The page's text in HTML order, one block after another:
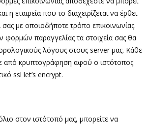
η εταιρεία που το διαχειρίζεται να έρθει
σας με οποιοδήποτε τρόπο επικοινωνίας.
φορμών παραγγελίας τα στοιχεία σας θα
λόγους στους server μας. Κάθε
από κρυπτογράφηση αφού ο ιστότοπος
ssl let’s encrypt.
στον ιστότοπό μας, μπορείτε να